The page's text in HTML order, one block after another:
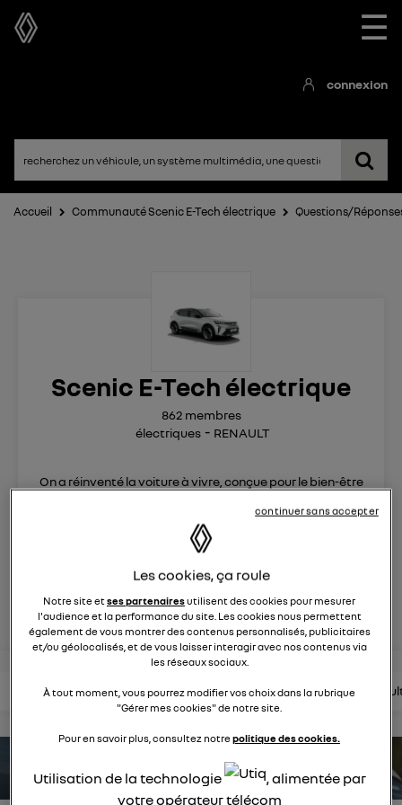
☰
connexion
Accueil Communauté Scenic E-Tech électrique Questions/
Scenic E-Tech électrique
électriques RENAULT
862 membres
On a réinventé la voiture à vivre, conçue pour le bien-être
posez une question
rejoignez
lire les questions lire les articles consultez la brochure
estimez votre autonomie
Les cookies, ça roule
Notre site etses partenairesutilisent des cookies pour mesurer
l'audience et la performance du site. Les cookies nous permettent
également de vous montrer des contenus personnalisés, publicitaires
et/ou géolocalisés, et de vous laisser interagir avec nos contenus via
les réseaux sociaux.
À tout moment, vous pourrez modifier vos choix dans la rubrique
"Gérer mes cookies" de notre site.
Pour en savoir plus, consultez notrepolitique des cookies.
Utilisation de la technologie
, alimentée par
votre opérateur télécom
continuer sans accepter